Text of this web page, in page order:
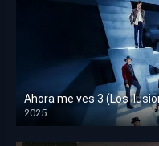
Ahora me ves 3 (Los
2025
HD 1080p